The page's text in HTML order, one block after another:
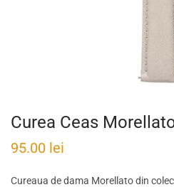
Curea Ceas
95.00 lei
Cureaua de dama Morellato din